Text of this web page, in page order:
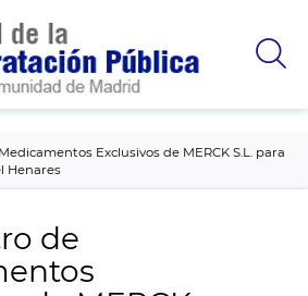
Exclusivos de MERCK S.L. para
Henares
de